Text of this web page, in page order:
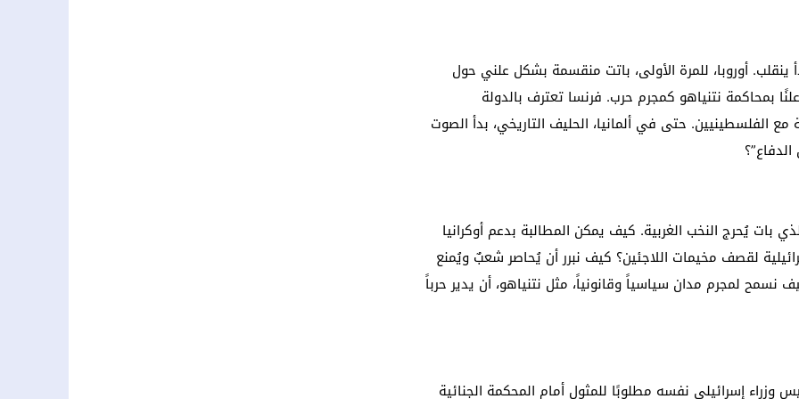
ينقلب. أوروبا، للمرة الأولى، باتت منقسمة بشكل علني حول
بمحاكمة نتنياهو كمجرم حرب. فرنسا تعترف بالدولة
الفلسطينيين. حتى في ألمانيا، الحليف التاريخي، بدأ الصوت
بات يُحرج النخب الغربية. كيف يمكن المطالبة بدعم أوكرانيا
لقصف مخيمات اللاجئين؟ كيف نبرر أن يُحاصر شعبٌ ويُمنع
نسمح لمجرم مدان سياسياً وقانونياً، مثل نتنياهو، أن يدير حرباً
وزراء إسرائيلي نفسه مطلوبًا للمثول أمام المحكمة الجنائية